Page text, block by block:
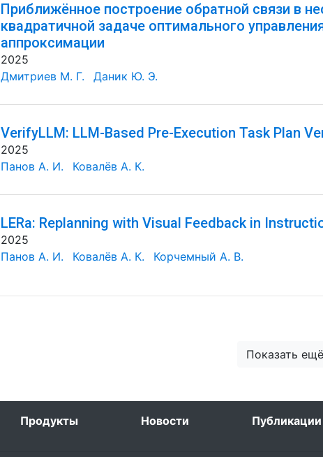
Приближённое построение обратной связи в
квадратичной задаче оптимального
аппроксимации
2025
Дмитриев М. Г.
Даник Ю. Э.
VerifyLLM: LLM-Based Pre-Execution Task Plan
2025
Панов А. И.
Ковалёв А. К.
LERa: Replanning with Visual Feedback in
2025
Панов А. И.
Ковалёв А. К. Корчемный А. В.
Показать ещё
Продукты Новости Публикации